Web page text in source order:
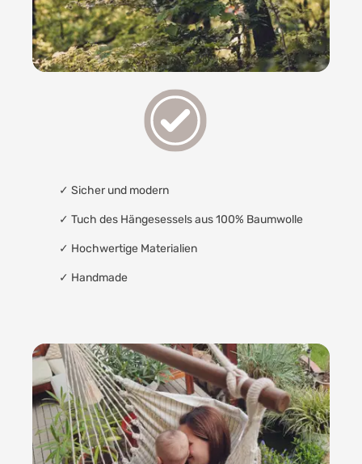
✓ Sicher und modern
✓ Tuch des Hängesessels aus 100% Baumwolle
✓ Hochwertige Materialien
✓ Handmade